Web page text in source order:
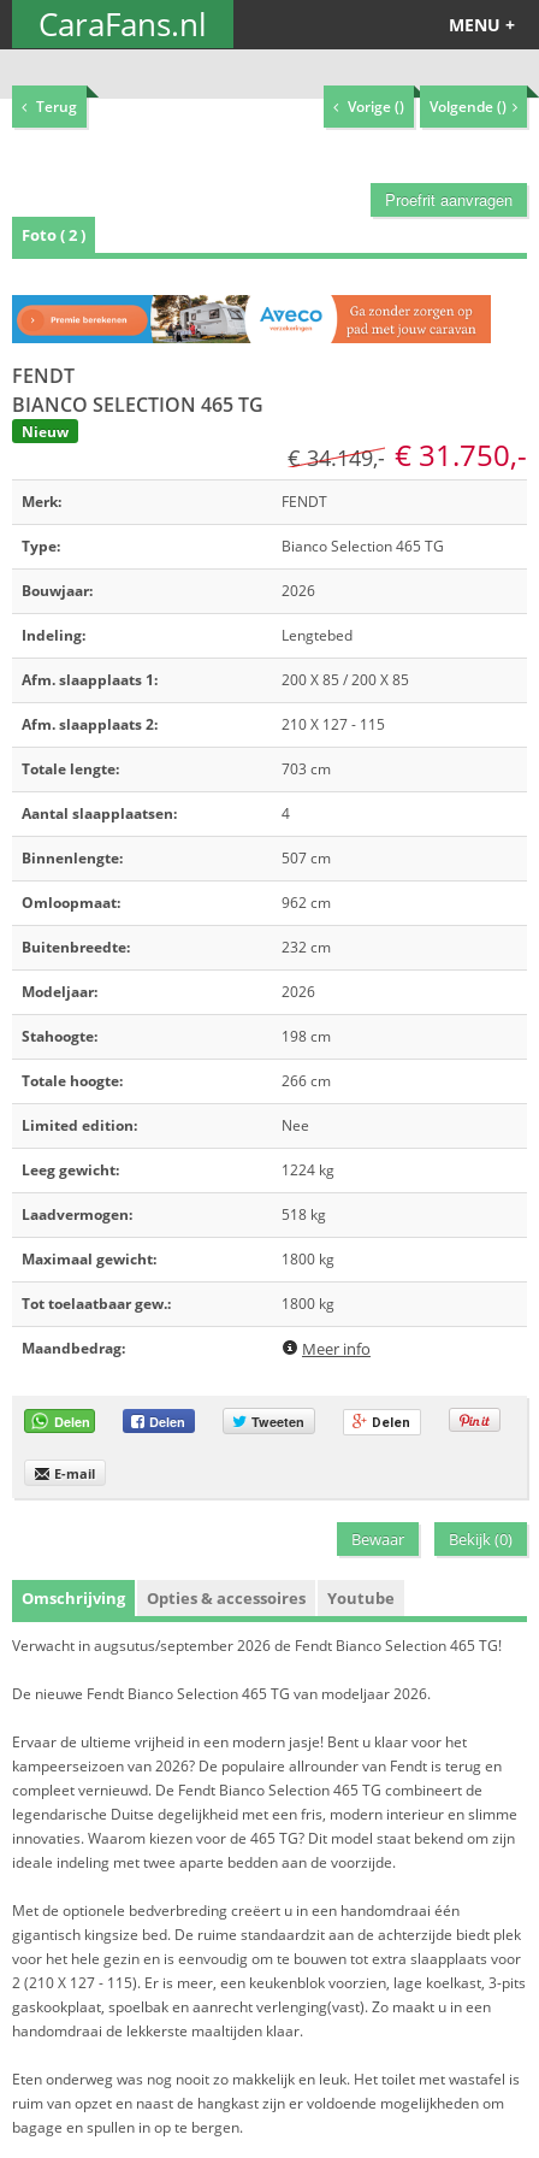
CaraFans.nl MENU +
Terug Vorige () Volgende ()
Proefrit aanvragen
Foto ( 2 )
FENDT
BIANCO SELECTION 465 TG
Nieuw
€ 34.149,- € 31.750,-
Merk: FENDT
Type: Bianco Selection 465 TG
Bouwjaar: 2026
Indeling: Lengtebed
Afm. slaapplaats 1: 200 X 85 / 200 X 85
Afm. slaapplaats 2: 210 X 127 - 115
Totale lengte: 703 cm
Aantal slaapplaatsen: 4
Binnenlengte: 507 cm
Omloopmaat: 962 cm
Buitenbreedte: 232 cm
Modeljaar: 2026
Stahoogte: 198 cm
Totale hoogte: 266 cm
Limited edition: Nee
Leeg gewicht: 1224 kg
Laadvermogen: 518 kg
Maximaal gewicht: 1800 kg
Tot toelaatbaar gew.: 1800 kg
Maandbedrag: Meer info
Delen Delen Tweeten Delen
E-mail
Bewaar Bekijk (0)
Omschrijving Opties & accessoires Youtube
Verwacht in augsutus/september 2026 de Fendt Bianco Selection 465 TG!
De nieuwe Fendt Bianco Selection 465 TG van modeljaar 2026.
Ervaar de ultieme vrijheid in een modern jasje! Bent u klaar voor het
kampeerseizoen van 2026? De populaire allrounder van Fendt is terug en
compleet vernieuwd. De Fendt Bianco Selection 465 TG combineert de
legendarische Duitse degelijkheid met een fris, modern interieur en slimme
innovaties. Waarom kiezen voor de 465 TG? Dit model staat bekend om zijn
ideale indeling met twee aparte bedden aan de voorzijde.
Met de optionele bedverbreding creëert u in een handomdraai één
gigantisch kingsize bed. De ruime standaardzit aan de achterzijde biedt plek
voor het hele gezin en is eenvoudig om te bouwen tot extra slaapplaats voor
2 (210 X 127 - 115). Er is meer, een keukenblok voorzien, lage koelkast, 3-pits
gaskookplaat, spoelbak en aanrecht verlenging(vast). Zo maakt u in een
handomdraai de lekkerste maaltijden klaar.
Eten onderweg was nog nooit zo makkelijk en leuk. Het toilet met wastafel is
ruim van opzet en naast de hangkast zijn er voldoende mogelijkheden om
bagage en spullen in op te bergen.